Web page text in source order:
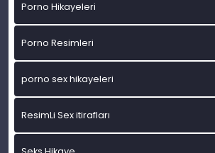
Porno Hikayeleri
Porno Resimleri
porno sex hikayeleri
ResimLi Sex itirafları